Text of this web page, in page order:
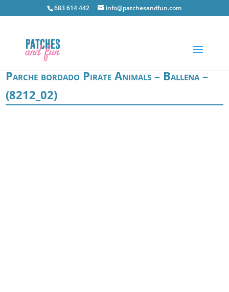
683 614 442 info@patchesandfun.com
Parche bordado Pirate Animals – Ballena –
(8212_02)